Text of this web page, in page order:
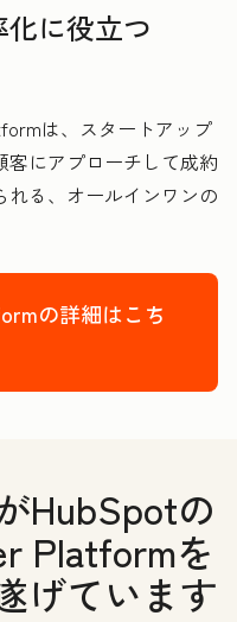
に役立つ
は、スタートアップ
にアプローチして成約
れる、オールインワンの
の詳細はこち
HubSpotの
Platformを
げています